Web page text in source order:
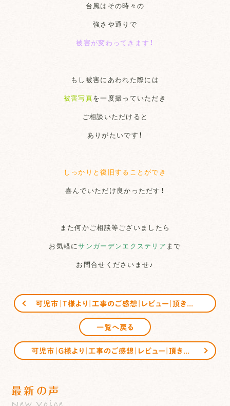
台風はその時々の
強さや通りで
被害が変わってきます！
もし被害にあわれた際には
被害写真を一度撮っていただき
ご相談いただけると
ありがたいです！
しっかりと復旧することができ
喜んでいただけ良かっただす！
また何かご相談等ございましたら
お気軽にサンガーデンエクステリア まで
お問合せくださいませ♪
一覧へ戻る
最新の声
New Voice